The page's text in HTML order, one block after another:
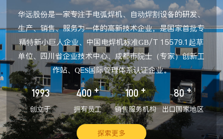
华远股份是一家专注于电弧焊机、自动焊割设备的研发、
生产、销售、服务为一体的高新技术企业，是国家首批专
精特新小巨人企业、中国电焊机标准GB/T 15579.1起草
单位、四川省企业技术中心、成都市院士（专家）创新工
作站、QES国际管理体系认证企业。
1993
创立于
400 +
拥有员工
100 +
销售服务机构
80 +
出口国家地区
探索更多